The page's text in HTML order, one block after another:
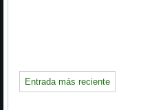
Entrada más reciente